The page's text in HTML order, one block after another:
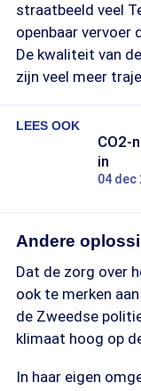
straatbeeld veel
openbaar vervoer
De kwaliteit van
zijn veel meer
LEES OOK
CO2-
in
04 dec
Andere
Dat de zorg over
ook te merken
de Zweedse
klimaat hoog op
In haar eigen